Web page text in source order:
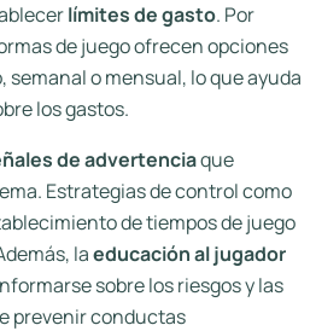
límites de gasto. Por
de juego ofrecen opciones
o mensual, lo que ayuda
los gastos.
de advertenciaque
Estrategias de control como
de tiempos de juego
laeducación al jugador
sobre los riesgos y las
prevenir conductas